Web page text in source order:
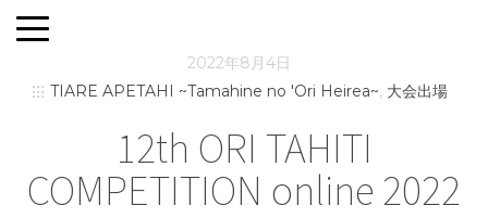
2022年8月4日
TIARE APETAHI ~Tamahine no 'Ori Heirea~, 大会出場
12th ORI TAHITI
COMPETITION online 2022